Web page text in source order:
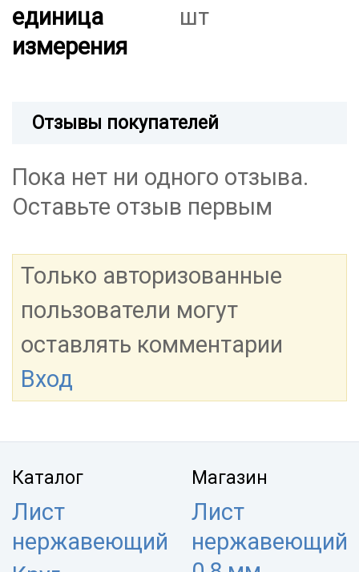
единица
измерения
шт
Отзывы покупателей
Пока нет ни одного отзыва.
Оставьте отзыв первым
Только авторизованные
пользователи могут
оставлять комментарии
Вход
Каталог
Лист
нержавеющий
Магазин
Лист
нержавеющий